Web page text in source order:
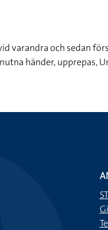
varandra och sedan
händer, upprepas,